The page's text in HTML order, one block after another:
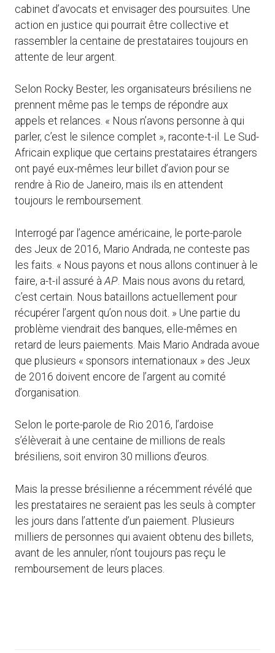
cabinet d’avocats et envisager des poursuites. Une
action en justice qui pourrait être collective et
rassembler la centaine de prestataires toujours en
attente de leur argent.
Selon Rocky Bester, les organisateurs brésiliens ne
prennent même pas le temps de répondre aux
appels et relances. « Nous n’avons personne à qui
parler, c’est le silence complet », raconte-t-il. Le Sud-
Africain explique que certains prestataires étrangers
ont payé eux-mêmes leur billet d’avion pour se
rendre à Rio de Janeiro, mais ils en attendent
toujours le remboursement.
Interrogé par l’agence américaine, le porte-parole
des Jeux de 2016, Mario Andrada, ne conteste pas
les faits. « Nous payons et nous allons continuer à le
faire, a-t-il assuré à AP . Mais nous avons du retard,
c’est certain. Nous bataillons actuellement pour
récupérer l’argent qu’on nous doit. » Une partie du
problème viendrait des banques, elle-mêmes en
retard de leurs paiements. Mais Mario Andrada avoue
que plusieurs « sponsors internationaux » des Jeux
de 2016 doivent encore de l’argent au comité
d’organisation.
Selon le porte-parole de Rio 2016, l’ardoise
s’élèverait à une centaine de millions de reals
brésiliens, soit environ 30 millions d’euros.
Mais la presse brésilienne a récemment révélé que
les prestataires ne seraient pas les seuls à compter
les jours dans l’attente d’un paiement. Plusieurs
milliers de personnes qui avaient obtenu des billets,
avant de les annuler, n’ont toujours pas reçu le
remboursement de leurs places.